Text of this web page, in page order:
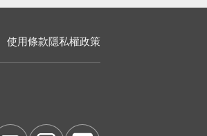
使用條款隱私權政策